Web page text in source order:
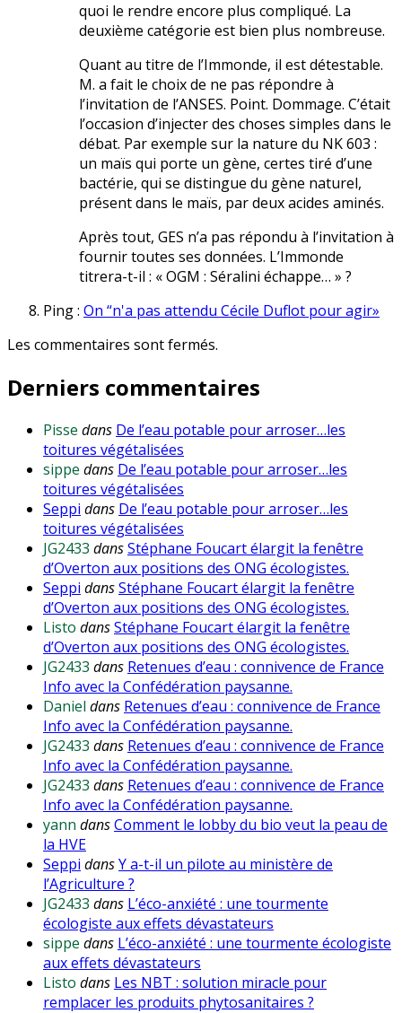
quoi le rendre encore plus compliqué. La
deuxième catégorie est bien plus nombreuse.
Quant au titre de l’Immonde, il est détestable.
M. a fait le choix de ne pas répondre à
l’invitation de l’ANSES. Point. Dommage. C’était
l’occasion d’injecter des choses simples dans le
débat. Par exemple sur la nature du NK 603 :
un maïs qui porte un gène, certes tiré d’une
bactérie, qui se distingue du gène naturel,
présent dans le maïs, par deux acides aminés.
Après tout, GES n’a pas répondu à l’invitation à
fournir toutes ses données. L’Immonde
titrera-t-il : « OGM : Séralini échappe… » ?
Ping : On “n'a pas attendu Cécile Duflot pour agir»
Les commentaires sont fermés.
Derniers commentaires
Pisse dans De l’eau potable pour arroser…les
toitures végétalisées
sippe dans De l’eau potable pour arroser…les
toitures végétalisées
Seppi dans De l’eau potable pour arroser…les
toitures végétalisées
JG2433 dansStéphane Foucart élargit la fenêtre
d’Overton aux positions des ONG écologistes.
Seppi dansStéphane Foucart élargit la fenêtre
d’Overton aux positions des ONG écologistes.
Listo dansStéphane Foucart élargit la fenêtre
d’Overton aux positions des ONG écologistes.
JG2433 dans Retenues d’eau : connivence de France
Info avec la Confédération paysanne.
Daniel dans Retenues d’eau : connivence de France
Info avec la Confédération paysanne.
JG2433 dans Retenues d’eau : connivence de France
Info avec la Confédération paysanne.
JG2433 dans Retenues d’eau : connivence de France
Info avec la Confédération paysanne.
yann dansComment le lobby du bio veut la peau de
la HVE
Seppi dansY a-t-il un pilote au ministère de
l’Agriculture ?
JG2433 dans L’éco-anxiété : une tourmente
écologiste aux effets dévastateurs
sippe dans L’éco-anxiété : une tourmente écologiste
aux effets dévastateurs
Listo dans Les NBT : solution miracle pour
remplacer les produits phytosanitaires ?